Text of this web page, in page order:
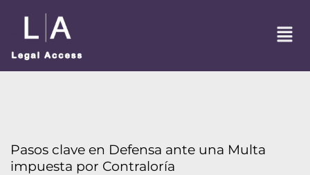
Pasos clave en Defensa ante una Multa
impuesta por Contraloría